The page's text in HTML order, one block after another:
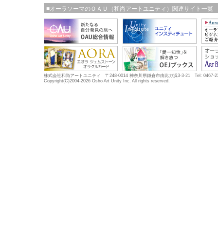
■オーラソーマのＯＡＵ（和尚アートユニティ）関連サイト一覧
株式会社和尚アートユニティ 〒248-0014 神奈川県鎌倉市由比ガ浜3-3-21 Tel: 0467-
Copyright(C)2004-2026 Osho Art Unity Inc. All rights reserved.